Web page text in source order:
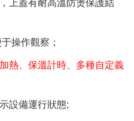
上蓋有耐高溫防燙保護結
操作觀察；
熱、保溫計時、多種自定義
設備運行狀態;